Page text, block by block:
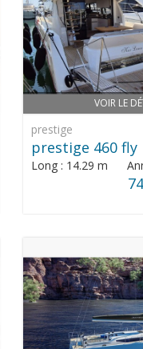
VOIR LE
prestige
prestige 460 fly
Long : 14.29 m